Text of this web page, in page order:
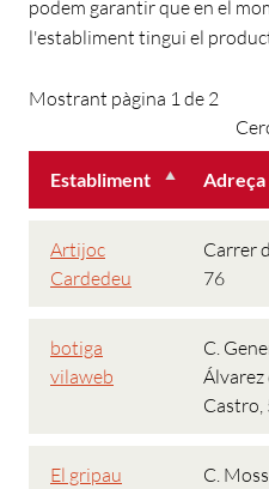
podem garantir que en el
l'establiment tingui el
Mostrant pàgina 1 de 2
Establiment Adreça
Artijoc
Cardedeu
Carrer
76
botiga
vilaweb
C.
Álvarez
Castro,
El gripau
C.